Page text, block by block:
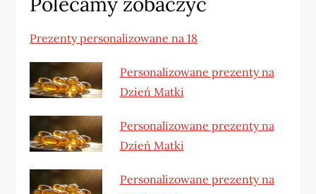
Prezenty personalizowane na 18
Personalizowane prezenty na
Dzień Matki
Personalizowane prezenty na
Dzień Matki
Personalizowane prezenty na